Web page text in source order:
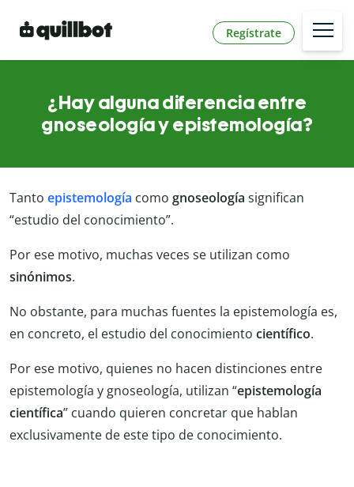
Regístrate
¿Hay alguna diferencia entre
gnoseología y epistemología?
Tanto epistemología como gnoseología significan
“estudio del conocimiento”.
Por ese motivo, muchas veces se utilizan como
sinónimos.
No obstante, para muchas fuentes la epistemología es,
en concreto, el estudio del conocimiento científico.
Por ese motivo, quienes no hacen distinciones entre
epistemología y gnoseología, utilizan “epistemología
científica” cuando quieren concretar que hablan
exclusivamente de este tipo de conocimiento.